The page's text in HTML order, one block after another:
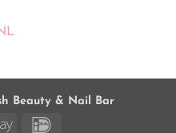
Beauty & Nail Bar
Apple